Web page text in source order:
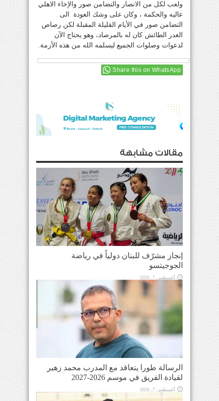
ولعب لكل من الانصار والتضامن صور والإخاء الاهلي
عاليه والحكمة ، وكان على وشك العودة الى
التضامن صور في الأيام القليلة المقبلة لكن رصاص
الغدر الطائش كان له بالمرصاد، وهو يحتاج الآن
لدعوات وصلوات الجميع ليسلمه الله من هذه الأزمة.
Share this on WhatsApp
مقالات مشابهة
إنجاز مشرّف للبنان دولياً في رياضة
الجوجيتسو
أغسطس 7, 2026
الرسالة طورا يتعاقد مع المدرب محمد زهير
لقيادة الفريق في موسم 2026-2027
أغسطس 7, 2026